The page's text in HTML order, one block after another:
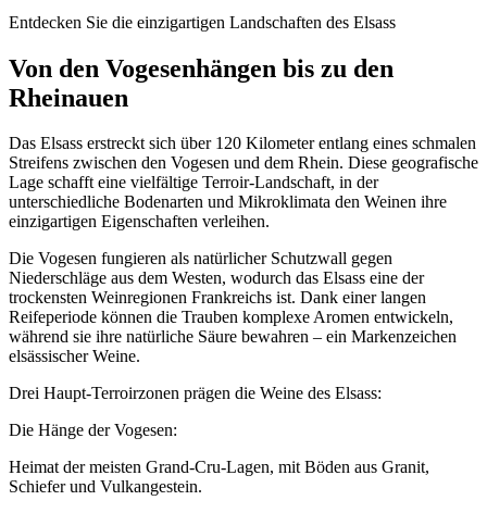
Entdecken Sie die einzigartigen Landschaften des Elsass
Von den Vogesenhängen bis zu den
Rheinauen
Das Elsass erstreckt sich über 120 Kilometer entlang eines schmalen
Streifens zwischen den Vogesen und dem Rhein. Diese geografische
Lage schafft eine vielfältige Terroir-Landschaft, in der
unterschiedliche Bodenarten und Mikroklimata den Weinen ihre
einzigartigen Eigenschaften verleihen.
Die Vogesen fungieren als natürlicher Schutzwall gegen
Niederschläge aus dem Westen, wodurch das Elsass eine der
trockensten Weinregionen Frankreichs ist. Dank einer langen
Reifeperiode können die Trauben komplexe Aromen entwickeln,
während sie ihre natürliche Säure bewahren – ein Markenzeichen
elsässischer Weine.
Drei Haupt-Terroirzonen prägen die Weine des Elsass:
Die Hänge der Vogesen:
Heimat der meisten Grand-Cru-Lagen, mit Böden aus Granit,
Schiefer und Vulkangestein.